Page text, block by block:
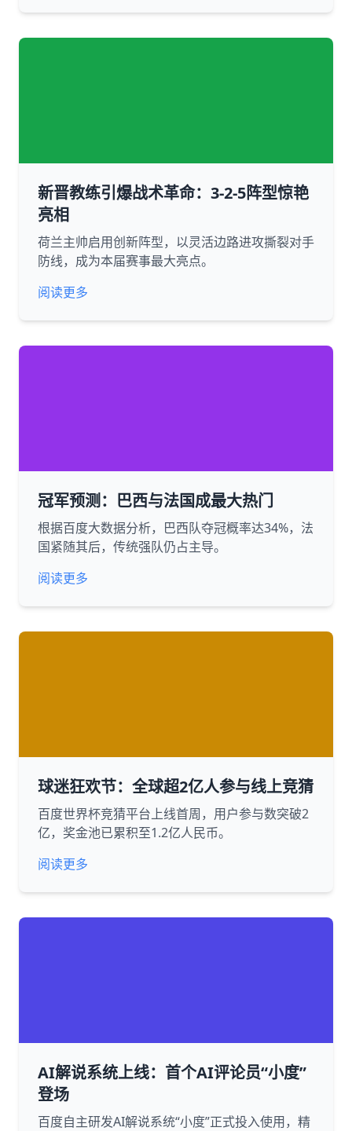
新晋教练引爆战术革命：3-2-5阵型惊艳
亮相
荷兰主帅启用创新阵型，以灵活边路进攻撕裂对手
防线，成为本届赛事最大亮点。
阅读更多
冠军预测：巴西与法国成最大热门
根据百度大数据分析，巴西队夺冠概率达34%，法
国紧随其后，传统强队仍占主导。
阅读更多
球迷狂欢节：全球超2亿人参与线上竞猜
百度世界杯竞猜平台上线首周，用户参与数突破2
亿，奖金池已累积至1.2亿人民币。
阅读更多
AI解说系统上线：首个AI评论员“小度”
登场
百度自主研发AI解说系统“小度”正式投入使用，精